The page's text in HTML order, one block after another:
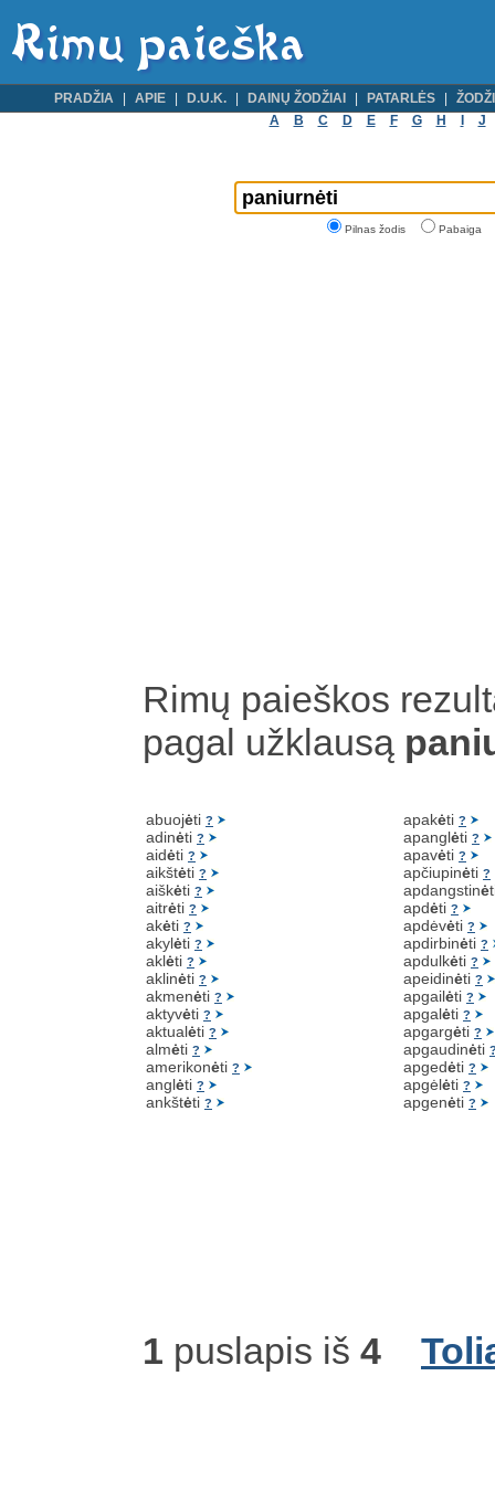
PRADŽIA APIE D.U.K. DAINŲ ŽODŽIAI PATARLĖS
A
B C D E F G H J
Pilnas žodis Pabaiga
Rimų paieškos
pagal užklausą
abuojėti ?
adinėti ?
aidėti ?
aikštėti ?
aiškėti ?
aitrėti ?
akėti ?
akylėti ?
aklėti ?
aklinėti ?
akmenėti ?
aktyvėti ?
aktualėti ?
almėti ?
amerikonėti ?
anglėti ?
ankštėti ?
apakėti ?
apanglėti ?
apavėti ?
apčiupinėti ?
apdangstinė
apdėti ?
apdėvėti ?
apdirbinėti ?
apdulkėti ?
apeidinėti ?
apgailėti ?
apgalėti ?
apgargėti ?
apgaudinėti
apgedėti ?
apgėlėti ?
apgenėti ?
1 puslapis iš 4